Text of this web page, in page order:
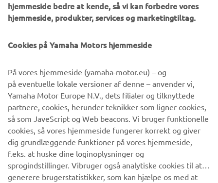
Du behøver ikke at holde dig i sporene med den
aggressivt udseende - og højtydende -Sidewinder X-TX
klarer enhver udfordring, og du får lyst til køre endnu
opdagelse!
LÆS MERE
hjemmeside bedre at kende, så vi kan forbedre vores
hjemmeside, produkter, services og marketingtiltag.
Cookies på Yamaha Motors hjemmeside
På vores hjemmeside (yamaha-motor.eu) – og
på eventuelle lokale versioner af denne – anvender vi,
Yamaha Motor Europe N.V., dets filialer og tilknyttede
partnere, cookies, herunder teknikker som ligner cookies,
så som JaveScript og Web beacons. Vi bruger funktionelle
cookies, så vores hjemmeside fungerer korrekt og giver
dig grundlæggende funktioner på vores hjemmeside,
f.eks. at huske dine loginoplysninger og
sprogindstillinger. Vibruger også analytiske cookies til at
generere brugerstatistikker, som kan hjælpe os med at